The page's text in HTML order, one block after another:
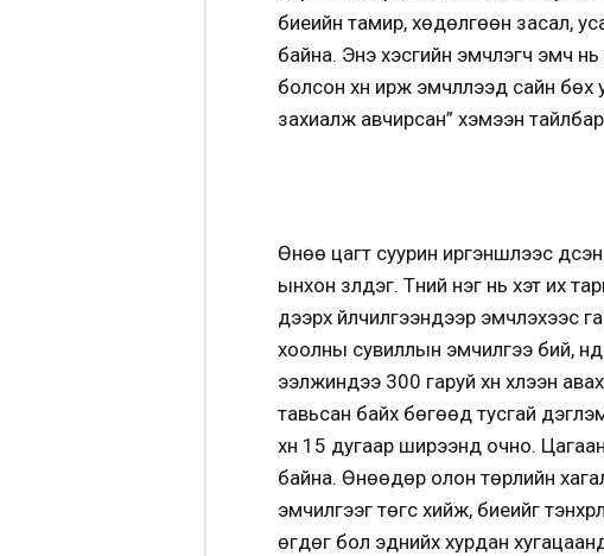
биеийн тамир, хөдөлгөөн засал,
байна. Энэ хэсгийн эмчлэгч эмч нь
болсон хүн ирж эмчлүүлээд сайн
захиалж авчирсан” хэмээн
Өнөө цагт суурин иргэншлээс
ынхон үзүүлдэг. Түүний нэг нь хэт
дээрх үйлчилгээнүүдээр
хоолны сувиллын эмчилгээ бий,
ээлжиндээ 300 гаруй хүн хүлээн
тавьсан байх бөгөөд тусгай
хүн 15 дугаар ширээнд очно.
байна. Өнөөдөр олон төрлийн
эмчилгээг төгс хийж, биеийг
өгдөг бол эднийх хурдан